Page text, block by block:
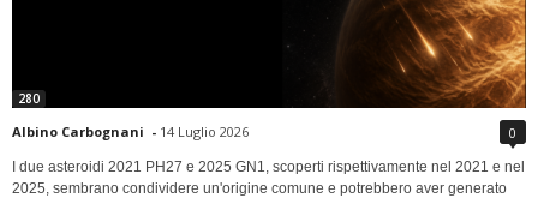
280
Albino Carbognani - 14 Luglio 2026 0
I due asteroidi 2021 PH27 e 2025 GN1, scoperti rispettivamente nel 2021 e nel
2025, sembrano condividere un'origine comune e potrebbero aver generato